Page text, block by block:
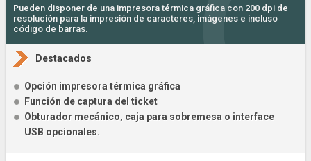
Pueden disponer de una impresora térmica gráfica con 200 dpi de
resolución para la impresión de caracteres, imágenes e incluso
código de barras.
Destacados
Opción impresora térmica gráfica
Función de captura del ticket
Obturador mecánico, caja para sobremesa o interface
USB opcionales.